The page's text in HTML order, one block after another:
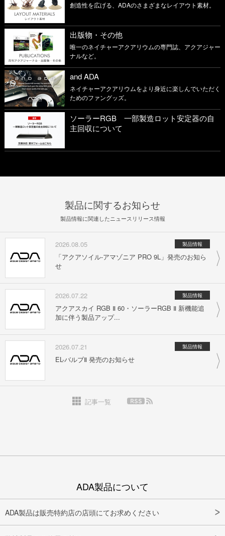
創造性を広げる、ADAのさまざまなレイアウト素材。
出版物・その他
唯一のネイチャーアクアリウムの専門誌、アクアジャー
ナルなど。
and ADA
ネイチャーアクアリウムをより身近に楽しんでいただく
ためのファングッズ。
ソーラーRGB 一部製造ロット安定器の自
主回収について
製品に関するお知らせ
製品情報に関連したニュースリリース情報
2026.08.05 製品情報
「アクアソイル-アマゾニア PRO 9L」発売のお知ら
せ
2026.07.22 製品情報
アクアスカイ RGB Ⅱ 60・ソーラーRGB Ⅱ 新機能追
加に伴う製品アップ...
2026.07.21 製品情報
EL-バルブⅡ 発売のお知らせ
記事一覧
ADA製品について
ADA製品は販売特約店の店頭にてお求めください